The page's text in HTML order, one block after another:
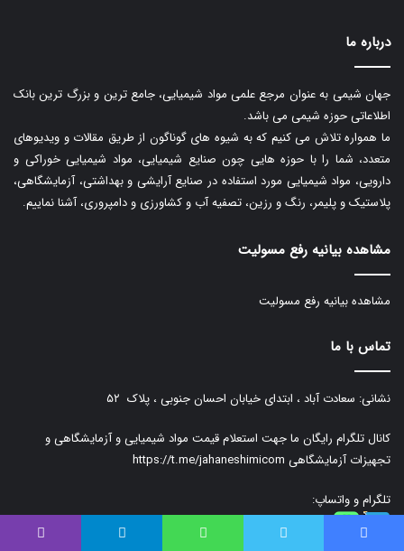
درباره ما
جهان شیمی به عنوان مرجع علمی مواد شیمیایی، جامع ترین و بزرگ ترین بانک
اطلاعاتی حوزه شیمی می باشد.
ما همواره تلاش می کنیم که به شیوه های گوناگون از طریق مقالات و ویدیوهای
متعدد، شما را با حوزه هایی چون صنایع شیمیایی، مواد شیمیایی خوراکی و
دارویی، مواد شیمیایی مورد استفاده در صنایع آرایشی و بهداشتی، آزمایشگاهی،
پلاستیک و پلیمر، رنگ و رزین، تصفیه آب و کشاورزی و دامپروری، آشنا نماییم.
مشاهده بیانیه رفع مسولیت
مشاهده بیانیه رفع مسولیت
تماس با ما
نشانی: سعادت آباد ، ابتدای خیابان احسان جنوبی ، پلاک ۵۲
کانال تلگرام رایگان ما جهت استعلام قیمت مواد شیمیایی و آزمایشگاهی و
تجهیزات آزمایشگاهی https://t.me/jahaneshimicom
تلگرام و واتساپ:
09336611982